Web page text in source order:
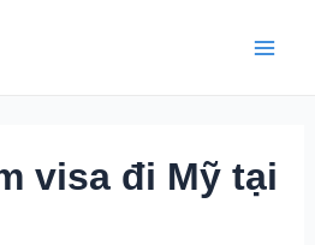
visa đi Mỹ tại